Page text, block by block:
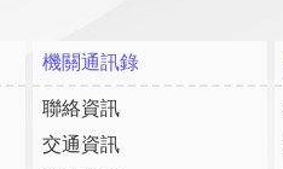
機關通訊錄
聯絡資訊
交通資訊